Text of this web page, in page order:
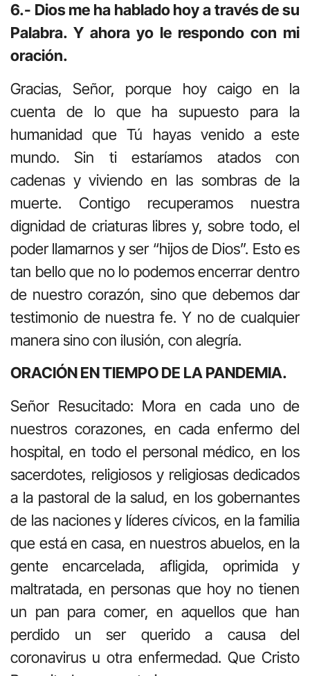
6.- Dios me ha hablado hoy a través de su
Palabra. Y ahora yo le respondo con mi
oración.
Gracias, Señor, porque hoy caigo en la
cuenta de lo que ha supuesto para la
humanidad que Tú hayas venido a este
mundo. Sin ti estaríamos atados con
cadenas y viviendo en las sombras de la
muerte. Contigo recuperamos nuestra
dignidad de criaturas libres y, sobre todo, el
poder llamarnos y ser “hijos de Dios”. Esto es
tan bello que no lo podemos encerrar dentro
de nuestro corazón, sino que debemos dar
testimonio de nuestra fe. Y no de cualquier
manera sino con ilusión, con alegría.
ORACIÓN EN TIEMPO DE LA PANDEMIA.
Señor Resucitado: Mora en cada uno de
nuestros corazones, en cada enfermo del
hospital, en todo el personal médico, en los
sacerdotes, religiosos y religiosas dedicados
a la pastoral de la salud, en los gobernantes
de las naciones y líderes cívicos, en la familia
que está en casa, en nuestros abuelos, en la
gente encarcelada, afligida, oprimida y
maltratada, en personas que hoy no tienen
un pan para comer, en aquellos que han
perdido un ser querido a causa del
coronavirus u otra enfermedad. Que Cristo